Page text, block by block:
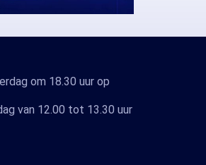
om 18.30 uur op
van 12.00 tot 13.30 uur